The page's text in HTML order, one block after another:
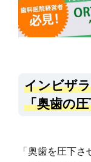
インビザ
「奥歯の
「奥歯を圧下